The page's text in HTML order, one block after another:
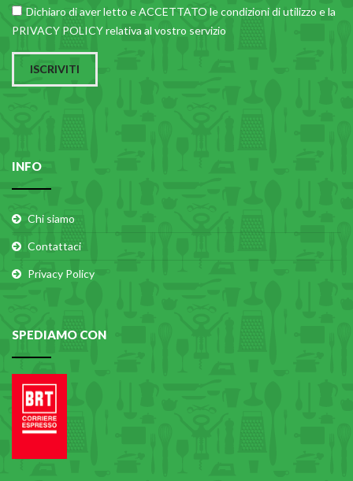
Dichiaro di aver letto e ACCETTATO lecondizioni di utilizzo e la
PRIVACY POLICY relativa al vostro servizio
ISCRIVITI
INFO
Chi siamo
Contattaci
Privacy Policy
SPEDIAMO CON